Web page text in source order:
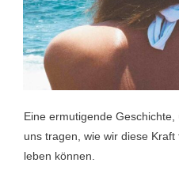
Eine ermutigende
uns tragen, wie wir diese
leben können.